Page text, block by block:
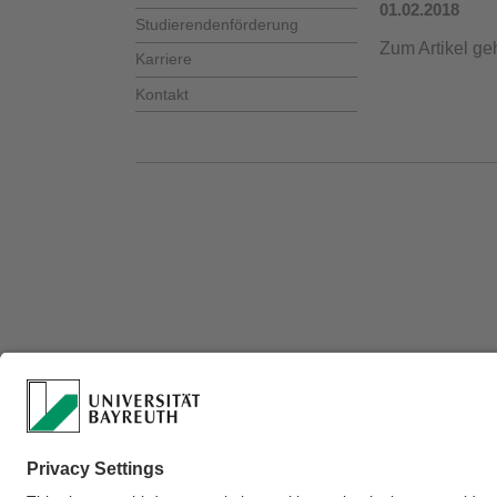
Studierendenförderung
Karriere
Kontakt
01.02.2018
Zum Artikel